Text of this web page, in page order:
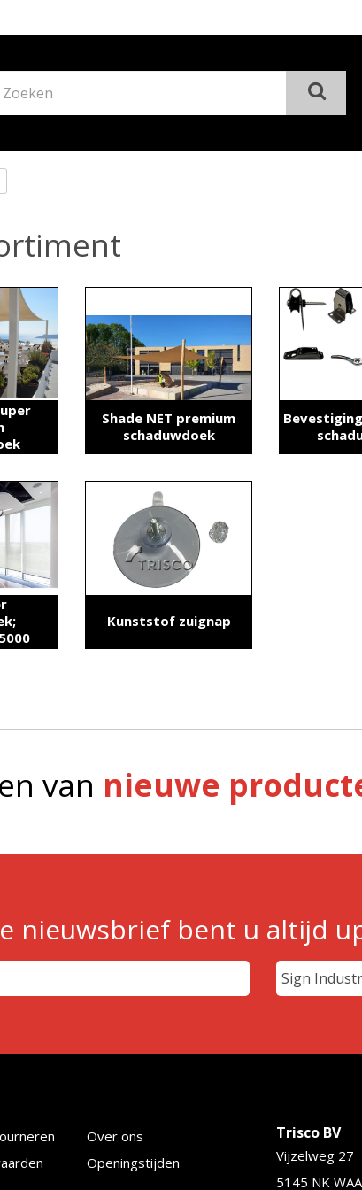
Shade NET premium
schaduwdoek
Kunststof zuignap
van nieuwe
nieuwsbrief bent u altijd
Over ons
Openingstijden
Trisco BV
Vijzelweg 27
5145 NK